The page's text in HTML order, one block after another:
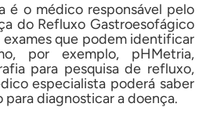
é o médico responsável pelo
do Refluxo Gastroesofágico
exames que podem identificar
por exemplo, pHMetria,
para pesquisa de refluxo,
especialista poderá saber
para diagnosticar a doença.